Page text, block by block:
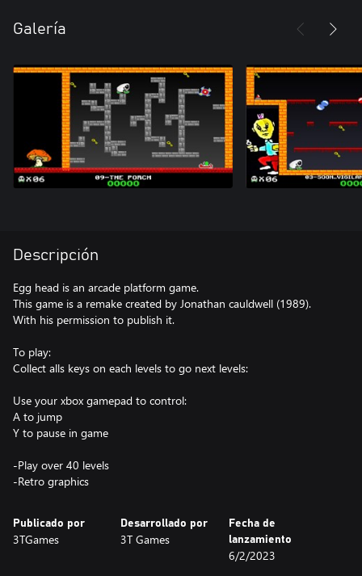
Galería
Descripción
Egg head is an arcade platform game.
This game is a remake created by Jonathan cauldwell (1989).
With his permission to publish it.
To play:
Collect alls keys on each levels to go next levels:
Use your xbox gamepad to control:
A to jump
Y to pause in game
-Play over 40 levels
Publicado por
3TGames
Desarrollado por
3T Games
Fecha de
lanzamiento
6/2/2023